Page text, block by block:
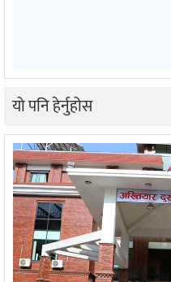
यो पनि हेर्नुहोस